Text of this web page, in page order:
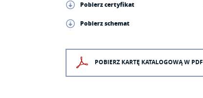
Pobierz certyfikat
Pobierz schemat
POBIERZ KARTĘ KATALOGOWĄ W PDF